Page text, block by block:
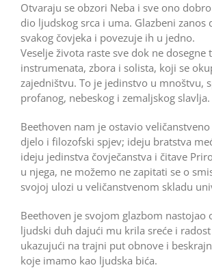
Otvaraju se obzori Neba i sve ono
dio ljudskog srca i uma. Glazbeni zanos
svakog čovjeka i povezuje ih u jedno.
Veselje života raste sve dok ne dosegne
instrumenata, zbora i solista, koji se
zajedništvu. To je jedinstvo u mnoštvu,
profanog, nebeskog i zemaljskog slavlja.
Beethoven nam je ostavio
djelo i filozofski spjev; ideju bratstva
ideju jedinstva čovječanstva i čitave
u njega, ne možemo ne zapitati se o
svojoj ulozi u veličanstvenom skladu
Beethoven je svojom glazbom nastojao
ljudski duh dajući mu krila sreće i
ukazujući na trajni put obnove i
koje imamo kao ljudska bića.